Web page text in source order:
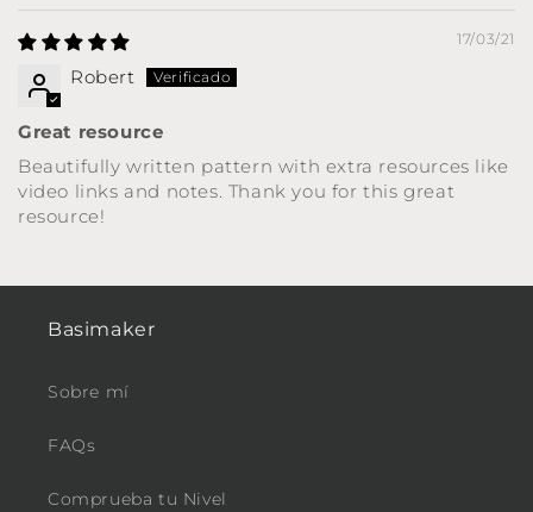
17/03/21
Robert
Great resource
Beautifully written pattern with extra resources like
video links and notes. Thank you for this great
resource!
Basimaker
Sobre mí
FAQs
Comprueba tu Nivel